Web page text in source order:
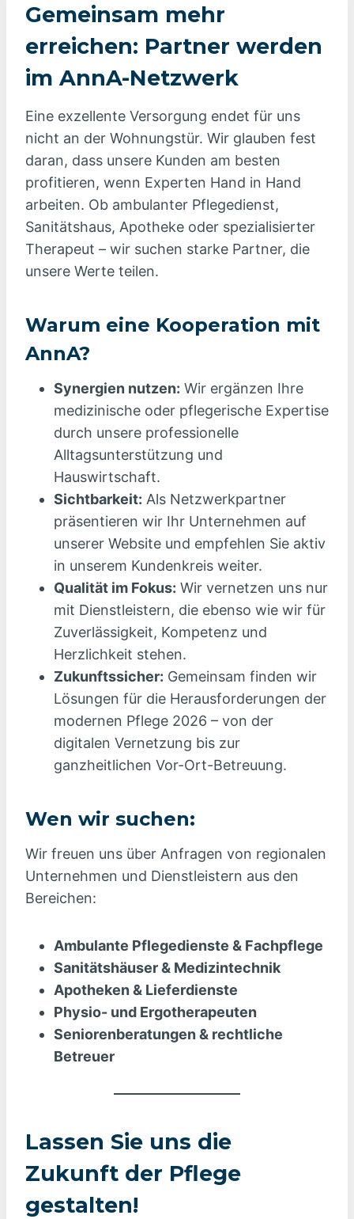
Gemeinsam mehr
erreichen: Partner werden
im AnnA-Netzwerk
Eine exzellente Versorgung endet für uns
nicht an der Wohnungstür. Wir glauben fest
daran, dass unsere Kunden am besten
profitieren, wenn Experten Hand in Hand
arbeiten. Ob ambulanter Pflegedienst,
Sanitätshaus, Apotheke oder spezialisierter
Therapeut – wir suchen starke Partner, die
unsere Werte teilen.
Warum eine Kooperation mit
AnnA?
Synergien nutzen: Wir ergänzen Ihre
medizinische oder pflegerische Expertise
durch unsere professionelle
Alltagsunterstützung und
Hauswirtschaft.
Sichtbarkeit: Als Netzwerkpartner
präsentieren wir Ihr Unternehmen auf
unserer Website und empfehlen Sie aktiv
in unserem Kundenkreis weiter.
Qualität im Fokus: Wir vernetzen uns nur
mit Dienstleistern, die ebenso wie wir für
Zuverlässigkeit, Kompetenz und
Herzlichkeit stehen.
Zukunftssicher: Gemeinsam finden wir
Lösungen für die Herausforderungen der
modernen Pflege 2026 – von der
digitalen Vernetzung bis zur
ganzheitlichen Vor-Ort-Betreuung.
Wen wir suchen:
Wir freuen uns über Anfragen von regionalen
Unternehmen und Dienstleistern aus den
Bereichen:
Ambulante Pflegedienste & Fachpflege
Sanitätshäuser & Medizintechnik
Apotheken & Lieferdienste
Physio- und Ergotherapeuten
Seniorenberatungen & rechtliche
Betreuer
Lassen Sie uns die
Zukunft der Pflege
gestalten!